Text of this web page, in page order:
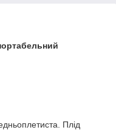
Плід